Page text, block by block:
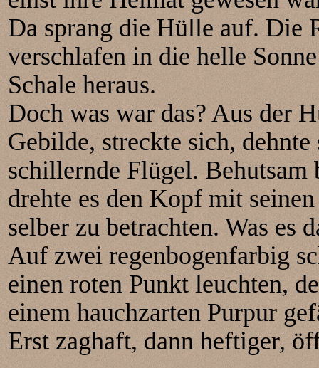
Da sprang die Hülle auf. Die
verschlafen in die helle
Schale heraus.
Doch was war das? Aus der
Gebilde, streckte sich,
schillernde Flügel. Behutsam
drehte es den Kopf mit
selber zu betrachten. Was es
Auf zwei regenbogenfarbig
einen roten Punkt leuchten,
einem hauchzarten Purpur
Erst zaghaft, dann heftiger,